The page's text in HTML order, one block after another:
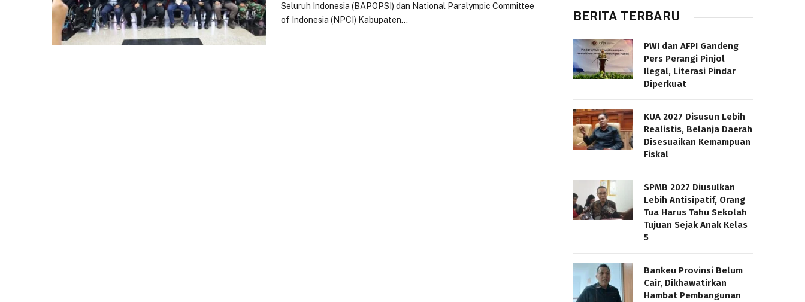
Seluruh Indonesia (BAPOPSI) dan National Paralympic Committee
of Indonesia (NPCI) Kabupaten…
BERITA TERBARU
PWI dan AFPI Gandeng
Pers Perangi Pinjol
Ilegal, Literasi Pindar
Diperkuat
KUA 2027 Disusun Lebih
Realistis, Belanja Daerah
Disesuaikan Kemampuan
Fiskal
SPMB 2027 Diusulkan
Lebih Antisipatif, Orang
Tua Harus Tahu Sekolah
Tujuan Sejak Anak Kelas
5
Bankeu Provinsi Belum
Cair, Dikhawatirkan
Hambat Pembangunan